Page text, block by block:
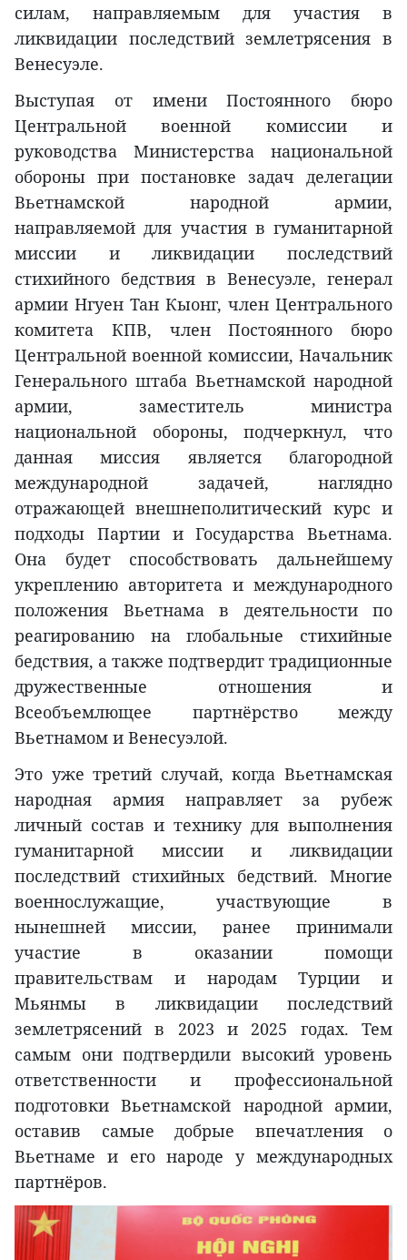
силам, направляемым для участия в
ликвидации последствий землетрясения в
Венесуэле.
Выступая от имени Постоянного бюро
Центральной военной комиссии и
руководства Министерства национальной
обороны при постановке задач делегации
Вьетнамской народной армии,
направляемой для участия в гуманитарной
миссии и ликвидации последствий
стихийного бедствия в Венесуэле, генерал
армии Нгуен Тан Кыонг, член Центрального
комитета КПВ, член Постоянного бюро
Центральной военной комиссии, Начальник
Генерального штаба Вьетнамской народной
армии, заместитель министра
национальной обороны, подчеркнул, что
данная миссия является благородной
международной задачей, наглядно
отражающей внешнеполитический курс и
подходы Партии и Государства Вьетнама.
Она будет способствовать дальнейшему
укреплению авторитета и международного
положения Вьетнама в деятельности по
реагированию на глобальные стихийные
бедствия, а также подтвердит традиционные
дружественные отношения и
Всеобъемлющее партнёрство между
Вьетнамом и Венесуэлой.
Это уже третий случай, когда Вьетнамская
народная армия направляет за рубеж
личный состав и технику для выполнения
гуманитарной миссии и ликвидации
последствий стихийных бедствий. Многие
военнослужащие, участвующие в
нынешней миссии, ранее принимали
участие в оказании помощи
правительствам и народам Турции и
Мьянмы в ликвидации последствий
землетрясений в 2023 и 2025 годах. Тем
самым они подтвердили высокий уровень
ответственности и профессиональной
подготовки Вьетнамской народной армии,
оставив самые добрые впечатления о
Вьетнаме и его народе у международных
партнёров.